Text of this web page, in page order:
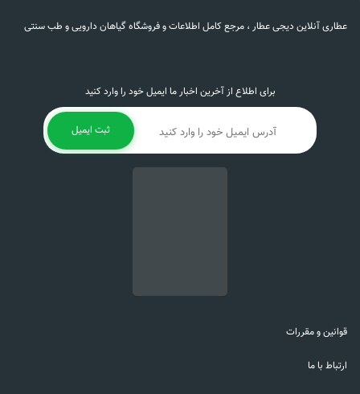
قوانین و مقررات
ارتباط با ما
برای اطلاع از آخرین اخبار ما ایمیل خود را وارد کنید
ثبت ایمیل
عطاری آنلاین دیجی عطار ، مرجع کامل اطلاعات و فروشگاه گیاهان دارویی و طب سنتی